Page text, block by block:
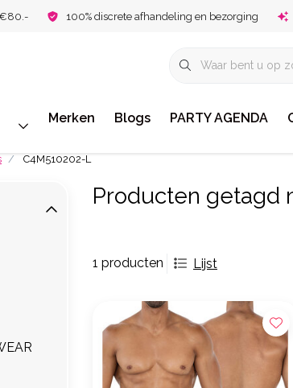
€80.- 100% discrete afhandeling en bezorging
Merken Blogs PARTY AGENDA
C4M510202-L
Producten getagd
1 producten Lijst